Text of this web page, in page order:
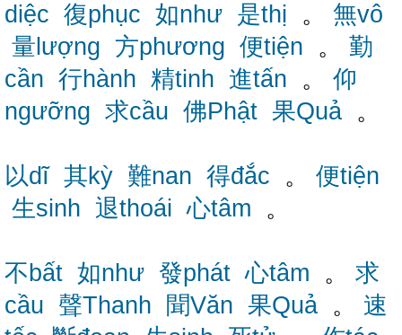
diệc 復phục 如như 是thị 。 無vô
量lượng 方phương 便tiện 。 勤
cần 行hành 精tinh 進tấn 。 仰
ngưỡng 求cầu 佛Phật 果Quả 。
以dĩ 其kỳ 難nan 得đắc 。 便tiện
生sinh 退thoái 心tâm 。
不bất 如như 發phát 心tâm 。 求
cầu 聲Thanh 聞Văn 果Quả 。 速